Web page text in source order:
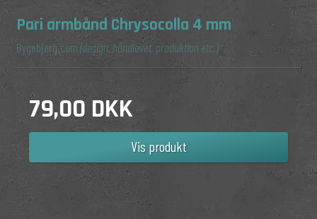
Pari armbånd Chrysocolla 4 mm
Bygebjerg.com(design, håndlavet, produktion etc.)
79,00 DKK
Vis produkt